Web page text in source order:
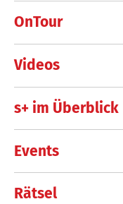
OnTour
Videos
s+ im Überblick
Events
Rätsel